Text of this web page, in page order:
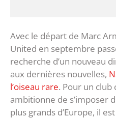
Avec le départ de Marc
United en septembre
recherche d’un nouveau
aux dernières nouvelles,
l’oiseau rare. Pour un club
ambitionne de s’imposer
plus grands d’Europe, il